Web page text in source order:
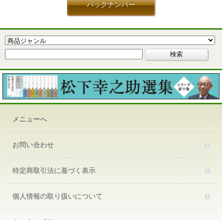
バックナンバー
メニューへ
お問い合わせ
特定商取引法に基づく表示
個人情報の取り扱いについて